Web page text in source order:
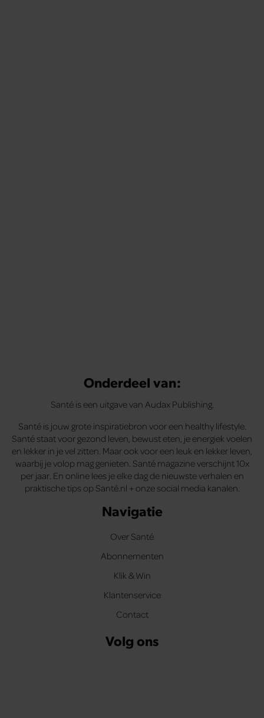
Onderdeel van:
Santé is een uitgave van Audax Publishing.
Santé is jouw grote inspiratiebron voor een healthy lifestyle.
Santé staat voor gezond leven, bewust eten, je energiek voelen
en lekker in je vel zitten. Maar ook voor een leuk en lekker leven,
waarbij je volop mag genieten. Santé magazine verschijnt 10x
per jaar. En online lees je elke dag de nieuwste verhalen en
praktische tips op Santé.nl + onze social media kanalen.
Navigatie
Over Santé
Abonnementen
Klik & Win
Klantenservice
Contact
Volg ons